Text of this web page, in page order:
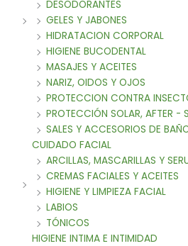
DESODORANTES
GELES Y JABONES
HIDRATACION CORPORAL
HIGIENE BUCODENTAL
MASAJES Y ACEITES
NARIZ, OIDOS Y OJOS
PROTECCION CONTRA
PROTECCIÓN SOLAR, AFTER -
SALES Y ACCESORIOS DE
CUIDADO FACIAL
ARCILLAS, MASCARILLAS Y
CREMAS FACIALES Y ACEITES
HIGIENE Y LIMPIEZA FACIAL
LABIOS
TÓNICOS
HIGIENE INTIMA E INTIMIDAD